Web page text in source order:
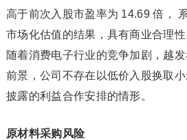
高于前次入股市盈率为 14.69 倍，
市场化估值的结果，具有商业合理
随着消费电子行业的竞争加剧，越
前景，公司不存在以低价入股换取
披露的利益合作安排的情形。
原材料采购风险